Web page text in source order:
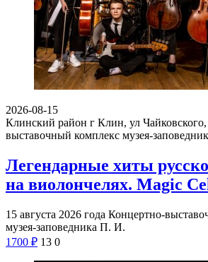
2026-08-15
Клинский район г Клин, ул Чайковского,
выставочный комплекс музея-
Легендарные хиты
на виолончелях. Magic
15 августа 2026 года Концертно-
музея-заповедника П. И.
1700 ₽ 13 0